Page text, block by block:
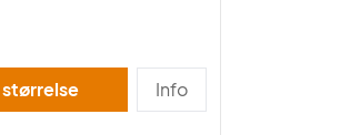
Vælg størrelse Info